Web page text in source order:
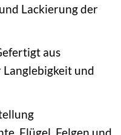
Lackierung der
aus
und
Flügel, Felgen und